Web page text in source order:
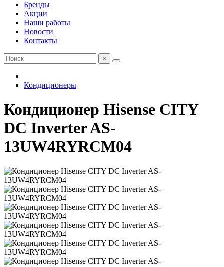
Бренды
Акции
Наши работы
Новости
Контакты
×
Кондиционеры
Кондиционер Hisense CITY
DC Inverter AS-
13UW4RYRCM04